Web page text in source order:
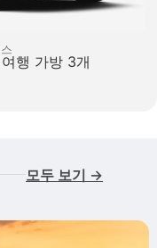
행 가방 3개
모두 보기 →